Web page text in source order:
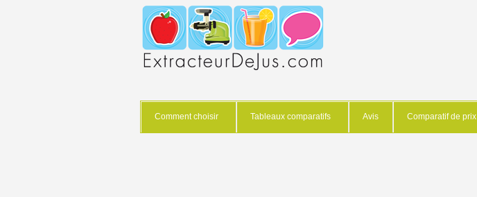
Comment choisir Tableaux comparatifs Avis Comparatif de prix